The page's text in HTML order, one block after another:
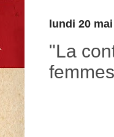
lundi 20
"La